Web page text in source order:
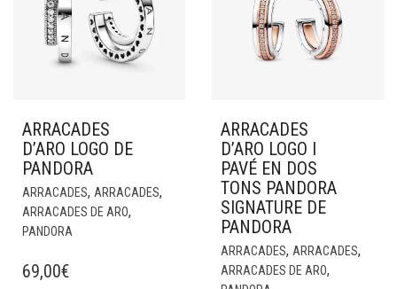
ARRACADES
D’ARO LOGO DE
PANDORA
ARRACADES, ARRACADES,
ARRACADES DE ARO,
PANDORA
69,00€
ARRACADES
D’ARO LOGO I
PAVÉ EN DOS
TONS PANDORA
SIGNATURE DE
PANDORA
ARRACADES, ARRACADES,
ARRACADES DE ARO,